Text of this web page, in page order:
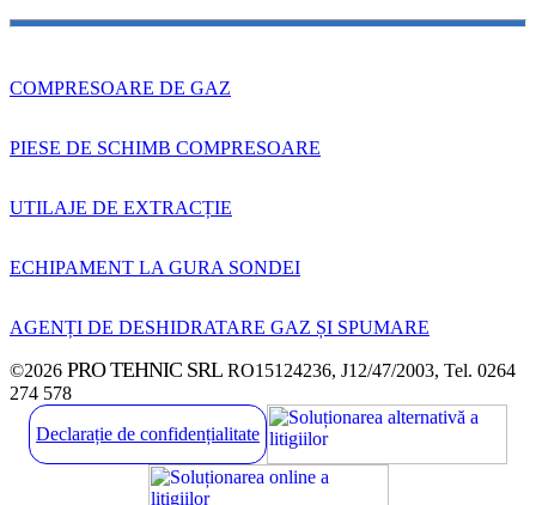
COMPRESOARE DE GAZ
PIESE DE SCHIMB COMPRESOARE
UTILAJE DE EXTRACȚIE
ECHIPAMENT LA GURA SONDEI
AGENȚI DE DESHIDRATARE GAZ ȘI SPUMARE
©2026 PRO TEHNIC SRL RO15124236, J12/47/2003, Tel. 0264
274 578
Declarație de confidențialitate